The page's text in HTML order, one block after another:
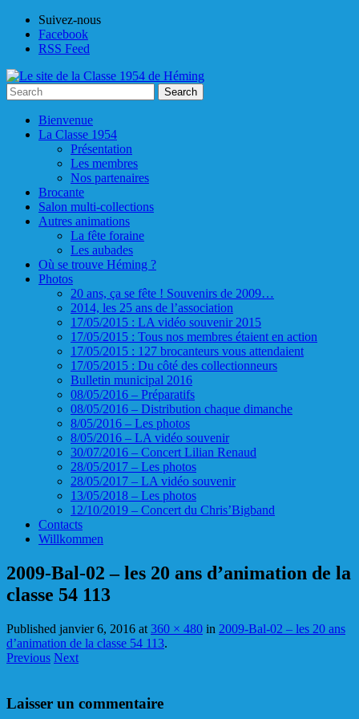
Skip
content
Suivez-nous
Facebook
RSS Feed
Bienvenue
La Classe 1954
Présentation
Les membres
Nos partenaires
Brocante
Salon multi-collections
Autres animations
La fête foraine
Les aubades
Où se trouve Héming ?
Photos
20 ans, ça se fête ! Souvenirs de 2009…
2014, les 25 ans de l’association
17/05/2015 : LA vidéo souvenir 2015
17/05/2015 : Tous nos membres étaient en action
17/05/2015 : 127 brocanteurs vous attendaient
17/05/2015 : Du côté des collectionneurs
Bulletin municipal 2016
08/05/2016 – Préparatifs
08/05/2016 – Distribution chaque dimanche
8/05/2016 – Les photos
8/05/2016 – LA vidéo souvenir
30/07/2016 – Concert Lilian Renaud
28/05/2017 – Les photos
28/05/2017 – LA vidéo souvenir
13/05/2018 – Les photos
12/10/2019 – Concert du Chris’Bigband
Contacts
Willkommen
2009-Bal-02 – les 20 ans d’animation de la
classe 54 113
Published janvier 6, 2016 at 360 × 480 in 2009-Bal-02 – les 20 ans
d’animation de la classe 54 113.
Previous Next
Laisser un commentaire